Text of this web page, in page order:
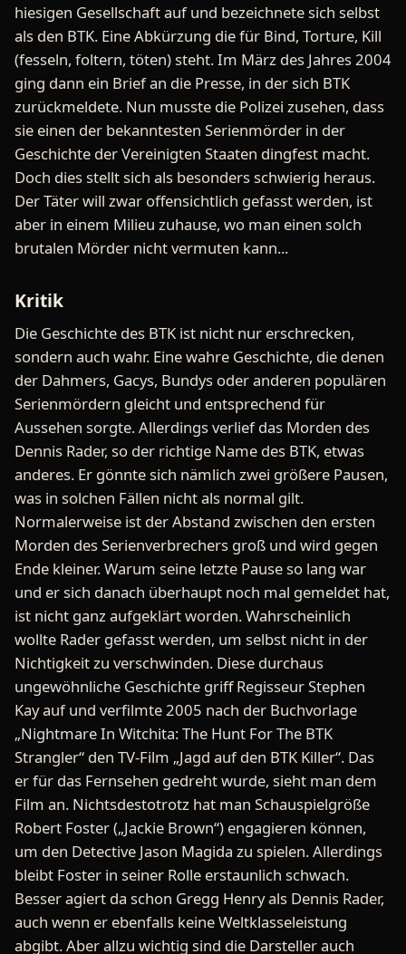
hiesigen Gesellschaft auf und bezeichnete sich selbst
als den BTK. Eine Abkürzung die für Bind, Torture, Kill
(fesseln, foltern, töten) steht. Im März des Jahres 2004
ging dann ein Brief an die Presse, in der sich BTK
zurückmeldete. Nun musste die Polizei zusehen, dass
sie einen der bekanntesten Serienmörder in der
Geschichte der Vereinigten Staaten dingfest macht.
Doch dies stellt sich als besonders schwierig heraus.
Der Täter will zwar offensichtlich gefasst werden, ist
aber in einem Milieu zuhause, wo man einen solch
brutalen Mörder nicht vermuten kann...
Kritik
Die Geschichte des BTK ist nicht nur erschrecken,
sondern auch wahr. Eine wahre Geschichte, die denen
der Dahmers, Gacys, Bundys oder anderen populären
Serienmördern gleicht und entsprechend für
Aussehen sorgte. Allerdings verlief das Morden des
Dennis Rader, so der richtige Name des BTK, etwas
anderes. Er gönnte sich nämlich zwei größere Pausen,
was in solchen Fällen nicht als normal gilt.
Normalerweise ist der Abstand zwischen den ersten
Morden des Serienverbrechers groß und wird gegen
Ende kleiner. Warum seine letzte Pause so lang war
und er sich danach überhaupt noch mal gemeldet hat,
ist nicht ganz aufgeklärt worden. Wahrscheinlich
wollte Rader gefasst werden, um selbst nicht in der
Nichtigkeit zu verschwinden. Diese durchaus
ungewöhnliche Geschichte griff Regisseur Stephen
Kay auf und verfilmte 2005 nach der Buchvorlage
„Nightmare In Witchita: The Hunt For The BTK
Strangler“ den TV-Film „Jagd auf den BTK Killer“. Das
er für das Fernsehen gedreht wurde, sieht man dem
Film an. Nichtsdestotrotz hat man Schauspielgröße
Robert Foster („Jackie Brown“) engagieren können,
um den Detective Jason Magida zu spielen. Allerdings
bleibt Foster in seiner Rolle erstaunlich schwach.
Besser agiert da schon Gregg Henry als Dennis Rader,
auch wenn er ebenfalls keine Weltklasseleistung
abgibt. Aber allzu wichtig sind die Darsteller auch